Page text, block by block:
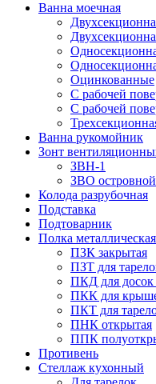
Ванна моечная
Оцинкованные
С рабочей
С рабочей
Ванна рукомойник
Зонт
ЗВН-1
ЗВО островной
Колода разрубочная
Подставка
Подтоварник
Полка металлическая
ПЗК закрытая
ПЗТ для
ПКД для досок
ПКК для
ПКТ для
ПНК открытая
ППК
Противень
Стеллаж кухонный